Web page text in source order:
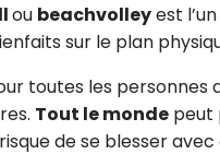
ou beachvolleyest
sur le plan
toutes les personnes
Tout le monde peut
de se blesser avec